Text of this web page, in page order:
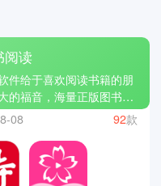
阅读
件给于喜欢阅读书籍的朋
的福音，海量正版图书资
阅读功能，让你们随时随
沉浸式阅读体验。软件普遍
书，也能听书，让你们灵
片时间提升阅读效率。小
来了推荐单，如掌阅、七
08 92款